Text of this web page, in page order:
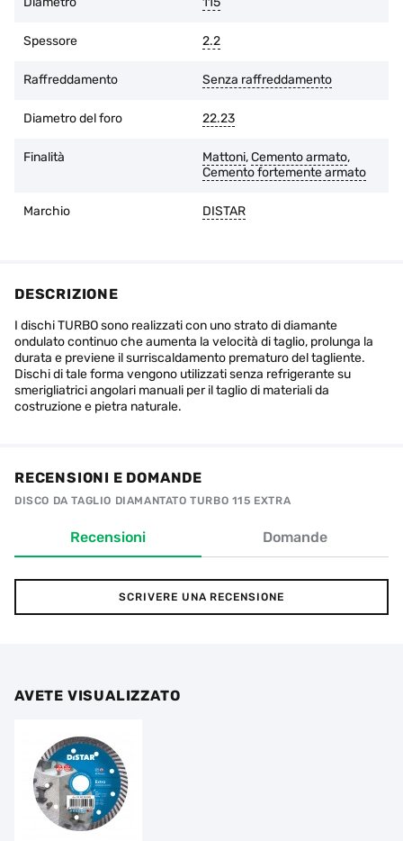
acquisto, se l'imballaggio originale è intatto e non ci sono
Spessore 2.2
Raffreddamento Senza raffreddamento
Diametro del foro 22.23
Finalità Mattoni,Cemento armato,
Cemento fortemente armato
Marchio DISTAR
DESCRIZIONE
I dischi TURBO sono realizzati con uno strato di diamante
ondulato continuo che aumenta la velocità di taglio, prolunga la
durata e previene il surriscaldamento prematuro del tagliente.
Dischi di tale forma vengono utilizzati senza refrigerante su
smerigliatrici angolari manuali per il taglio di materiali da
costruzione e pietra naturale.
RECENSIONI E DOMANDE
DISCO DA TAGLIO DIAMANTATO TURBO 115 EXTRA
Recensioni Domande
SCRIVERE UNA RECENSIONE
AVETE VISUALIZZATO